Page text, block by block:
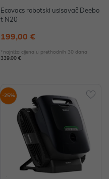
Ecovacs robotski usisavač Deebo
t N20
199,00 €
*najniža cijena u prethodnih 30 dana
339,00 €
-25%